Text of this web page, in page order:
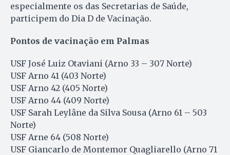
especialmente os das Secretarias de Saúde,
participem do Dia D de Vacinação.
Pontos de vacinação em Palmas
USF José Luiz Otaviani (Arno 33 – 307 Norte)
USF Arno 41 (403 Norte)
USF Arno 42 (405 Norte)
USF Arno 44 (409 Norte)
USF Sarah Leylâne da Silva Sousa (Arno 61 – 503
Norte)
USF Arne 64 (508 Norte)
USF Giancarlo de Montemor Quagliarello (Arno 71